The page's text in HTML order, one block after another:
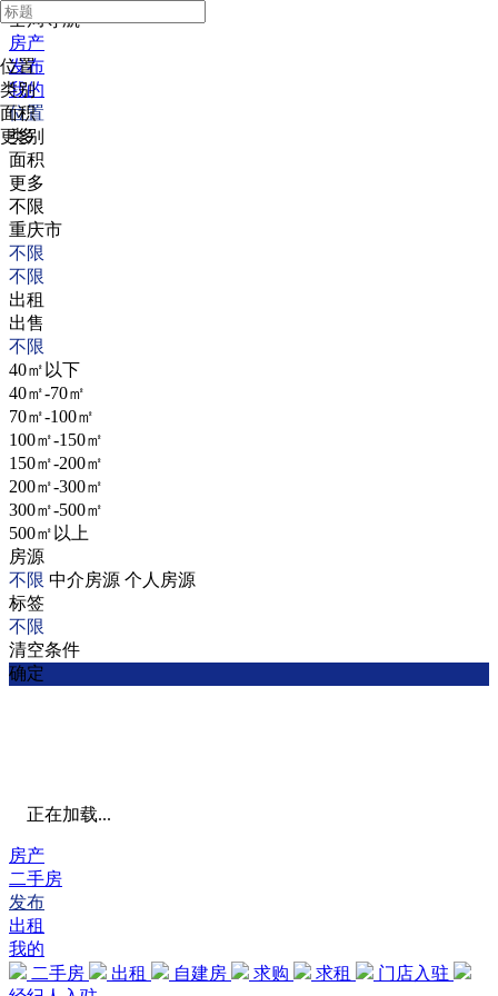
全局导航
房产
发布
我的
位置
类别
面积
更多
位置
类别
面积
更多
不限
重庆市
不限
不限
出租
出售
不限
40㎡以下
40㎡-70㎡
70㎡-100㎡
100㎡-150㎡
150㎡-200㎡
200㎡-300㎡
300㎡-500㎡
500㎡以上
房源
不限 中介房源 个人房源
标签
不限
清空条件
确定
正在加载...
房产
二手房
发布
出租
我的
二手房
出租 自建房 求购 求租
门店入驻